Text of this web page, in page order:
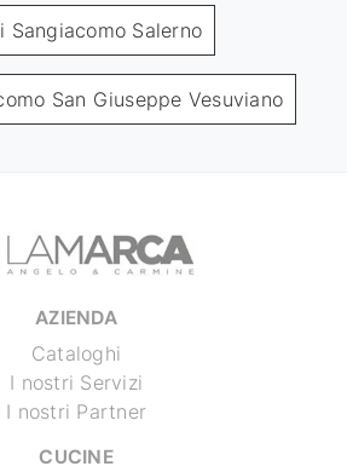
Sangiacomo Salerno
San Giuseppe Vesuviano
AZIENDA
Cataloghi
I nostri Servizi
I nostri Partner
CUCINE